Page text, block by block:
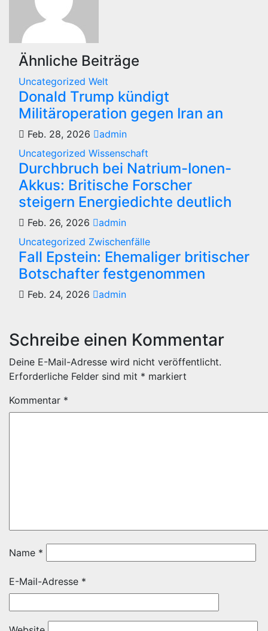
Ähnliche Beiträge
Uncategorized Welt
Donald Trump kündigt
Militäroperation gegen Iran an
Feb. 28, 2026
admin
Uncategorized Wissenschaft
Durchbruch bei Natrium-Ionen-
Akkus: Britische Forscher
steigern Energiedichte deutlich
Feb. 26, 2026
admin
Uncategorized Zwischenfälle
Fall Epstein: Ehemaliger britischer
Botschafter festgenommen
Feb. 24, 2026 admin
Schreibe einen Kommentar
Deine E-Mail-Adresse wird nicht veröffentlicht.
Erforderliche Felder sind mit * markiert
Kommentar *
Name *
E-Mail-Adresse *